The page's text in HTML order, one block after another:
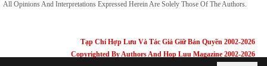
All Opinions And Interpretations Expressed Herein Are Solely Those Of The Authors.
Tạp Chí Hợp Lưu Và Tác Giả Giữ Bản Quyền 2002-2026
Copyrighted By Authors And Hop Luu Magazine 2002-2026